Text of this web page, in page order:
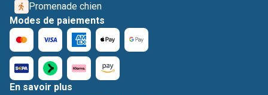
Promenade chien
Modes de paiements
En savoir plus